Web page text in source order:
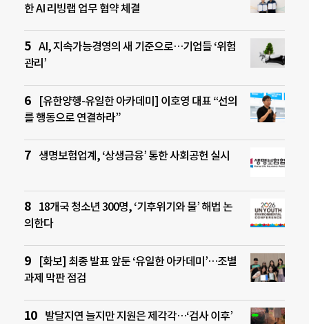
한 AI 리빙랩 업무 협약 체결
AI, 지속가능경영의 새 기준으로…기업들 ‘위험
관리’
[유한양행-유일한 아카데미] 이호영 대표 “선의
를 행동으로 연결하라”
생명보험업계, ‘상생금융’ 통한 사회공헌 실시
18개국 청소년 300명, ‘기후위기와 물’ 해법 논
의한다
[화보] 최종 발표 앞둔 ‘유일한 아카데미’…조별
과제 막판 점검
발달지연 늘지만 지원은 제각각…‘검사 이후’